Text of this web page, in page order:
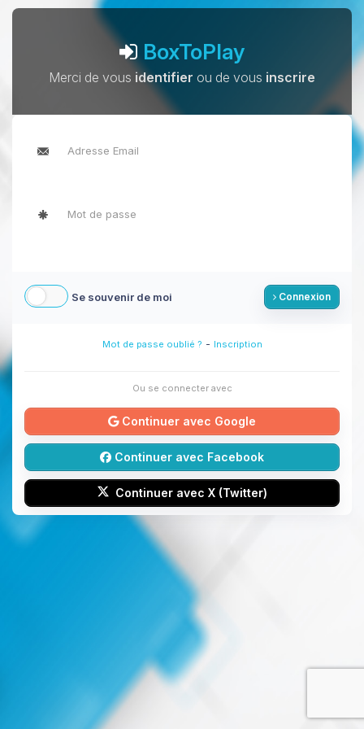
BoxToPlay
Merci de vous identifier ou de vous inscrire
Se souvenir de moi Connexion
Mot de passe oublié ? - Inscription
Ou se connecter avec
Continuer avec Google
Continuer avec Facebook
Continuer avec X (Twitter)